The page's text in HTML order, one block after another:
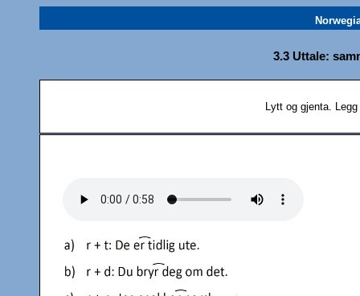
3.3 Uttale:
Lytt og gjenta.